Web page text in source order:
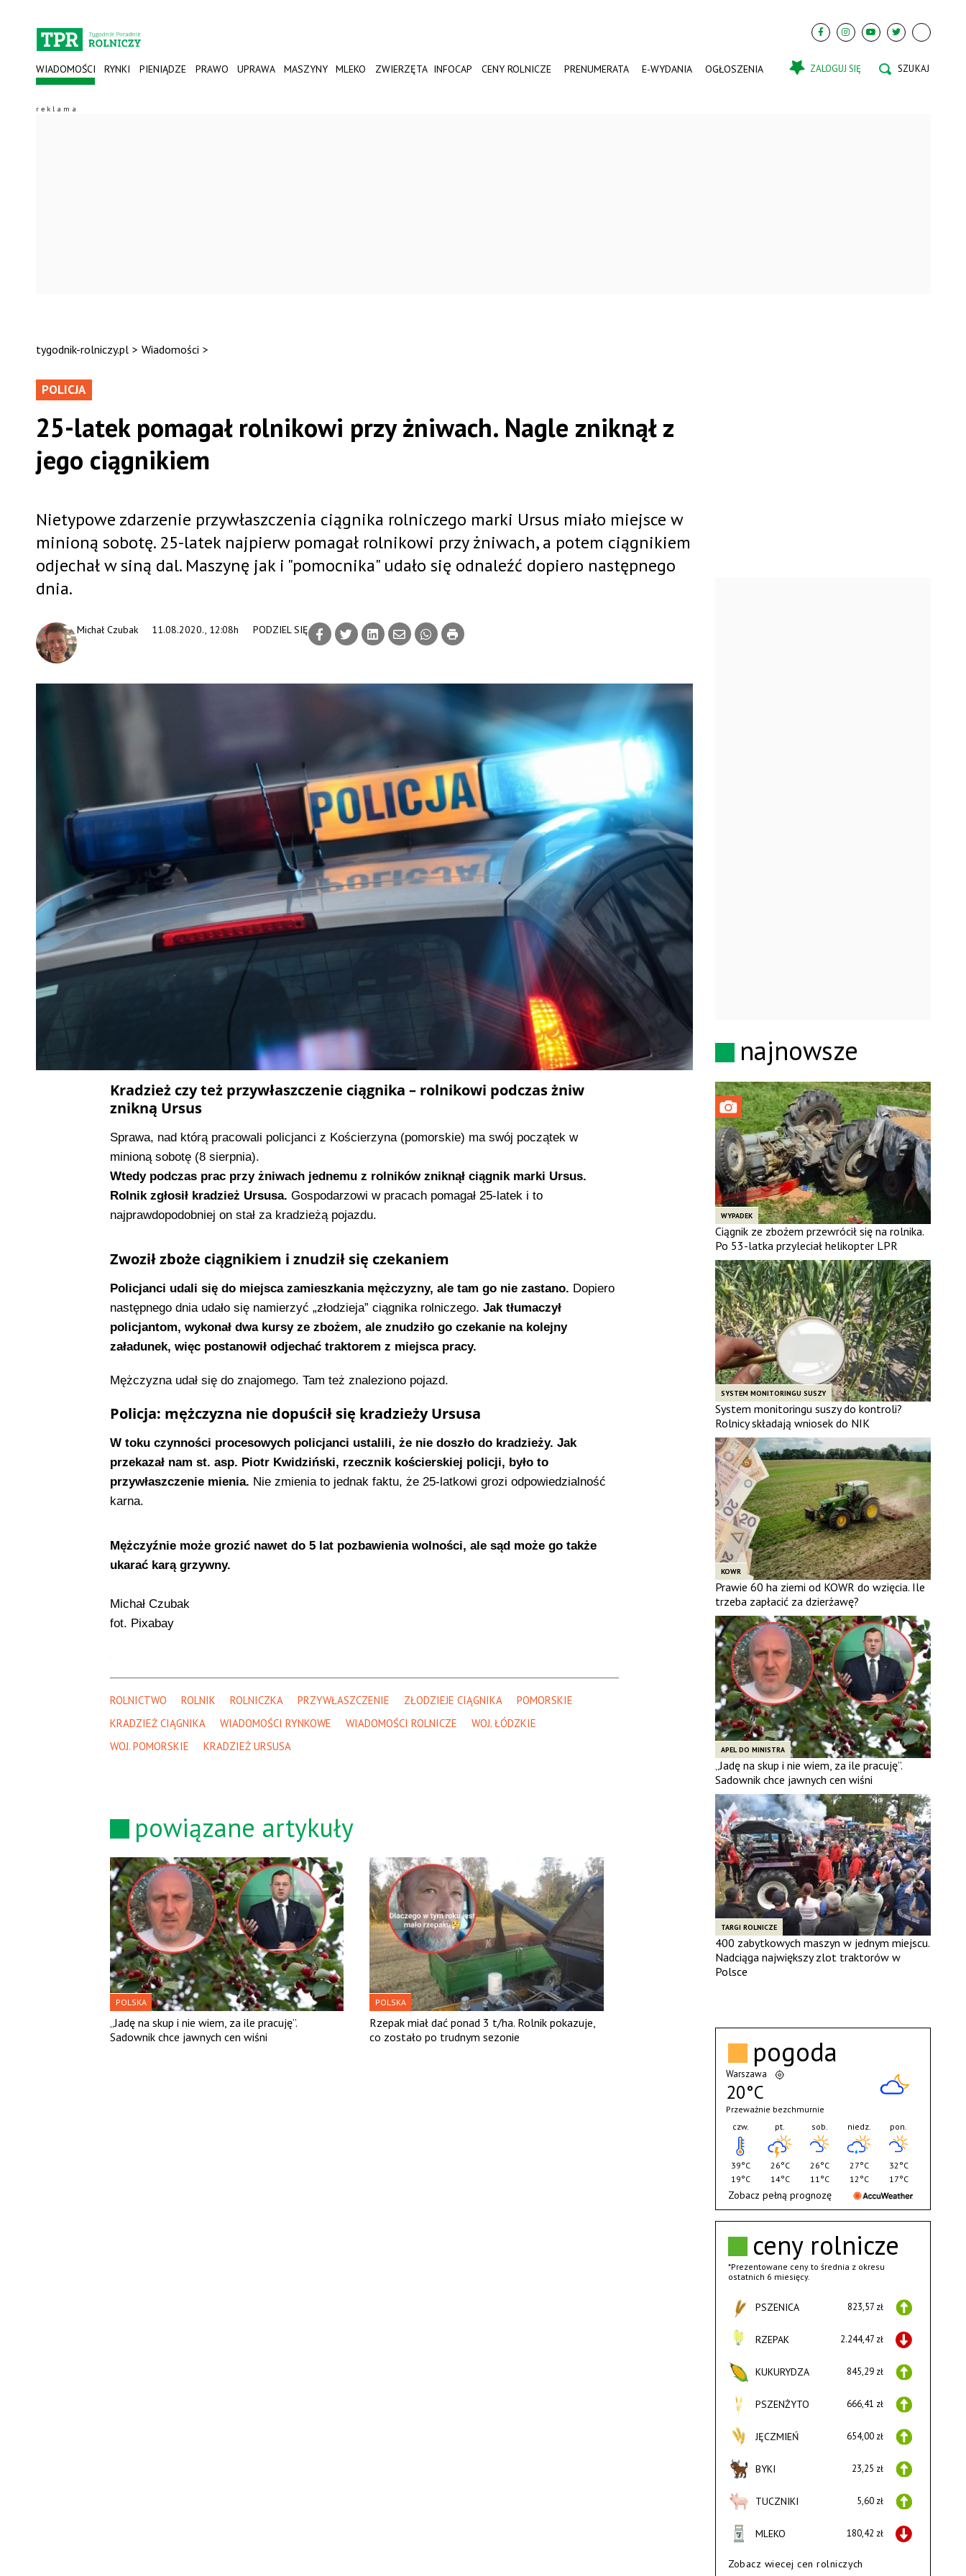
WIADOMOŚCI RYNKI PIENIĄDZE PRAWO UPRAWA MASZYNY MLEKO ZWIERZĘTA INFOCAP CENY ROLNICZE PRENUMERATA E-WYDANIA OGŁOSZENIA ZALOGUJ SIĘ
tygodnik-rolniczy.pl > Wiadomości >
POLICJA
25-latek pomagał rolnikowi przy żniwach. Nagle zniknął z
jego ciągnikiem
11.08.2020., 12:08h
Michał Czubak PODZIEL SIĘ
Nietypowe zdarzenie przywłaszczenia ciągnika rolniczego marki Ursus miało miejsce w
minioną sobotę. 25-latek najpierw pomagał rolnikowi przy żniwach, a potem ciągnikiem
odjechał w siną dal. Maszynę jak i "pomocnika" udało się odnaleźć dopiero następnego
dnia.
Kradzież czy też przywłaszczenie ciągnika – rolnikowi podczas żniw
znikną Ursus
Sprawa, nad którą pracowali policjanci z Kościerzyna (pomorskie) ma swój początek w
minioną sobotę (8 sierpnia).
Wtedy podczas prac przy żniwach jednemu z rolników zniknął ciągnik marki Ursus.
Rolnik zgłosił kradzież Ursusa. Gospodarzowi w pracach pomagał 25-latek i to
najprawdopodobniej on stał za kradzieżą pojazdu.
Zwoził zboże ciągnikiem i znudził się czekaniem
Policjanci udali się do miejsca zamieszkania mężczyzny, ale tam go nie zastano. Dopiero
następnego dnia udało się namierzyć „złodzieja” ciągnika rolniczego. Jak tłumaczył
policjantom, wykonał dwa kursy ze zbożem, ale znudziło go czekanie na kolejny
załadunek, więc postanowił odjechać traktorem z miejsca pracy.
Mężczyzna udał się do znajomego. Tam też znaleziono pojazd.
Policja: mężczyzna nie dopuścił się kradzieży Ursusa
W toku czynności procesowych policjanci ustalili, że nie doszło do kradzieży. Jak
przekazał nam st. asp. Piotr Kwidziński, rzecznik kościerskiej policji, było to
przywłaszczenie mienia. Nie zmienia to jednak faktu, że 25-latkowi grozi odpowiedzialność
karna.
Mężczyźnie może grozić nawet do 5 lat pozbawienia wolności, ale sąd może go także
ukarać karą grzywny.
Michał Czubak
fot. Pixabay
ROLNICTWO ROLNIK ROLNICZKA PRZYWŁASZCZENIE ZŁODZIEJE CIĄGNIKA
POMORSKIE
KRADZIEŻ CIĄGNIKA
WIADOMOŚCI RYNKOWE WIADOMOŚCI ROLNICZE
WOJ. ŁÓDZKIE
WOJ. POMORSKIE
KRADZIEŻ URSUSA
powiązane artykuły
POLSKA
„Jadę na skup i nie wiem, za ile pracuję”.
Sadownik chce jawnych cen wiśni
POLSKA
Rzepak miał dać ponad 3 t/ha. Rolnik pokazuje,
co zostało po trudnym sezonie
najnowsze
WYPADEK
Ciągnik ze zbożem przewrócił się na rolnika.
Po 53-latka przyleciał helikopter LPR
SYSTEM MONITORINGU SUSZY
System monitoringu suszy do kontroli?
Rolnicy składają wniosek do NIK
KOWR
Prawie 60 ha ziemi od KOWR do wzięcia. Ile
trzeba zapłacić za dzierżawę?
APEL DO MINISTRA
„Jadę na skup i nie wiem, za ile pracuję”.
Sadownik chce jawnych cen wiśni
TARGI ROLNICZE
400 zabytkowych maszyn w jednym miejscu.
Nadciąga największy zlot traktorów w
Polsce
ceny rolnicze
*Prezentowane ceny to średnia z okresu
ostatnich 6 miesięcy.
PSZENICA 823,57 zł
RZEPAK 2.244,47 zł
KUKURYDZA 845,29 zł
PSZENŻYTO 666,41 zł
JĘCZMIEŃ 654,00 zł
BYKI 23,25 zł
TUCZNIKI 5,60 zł
MLEKO 180,42 zł
Zobacz wiecej cen rolniczych
pogoda
Warszawa
20°C
Przeważnie bezchmurnie
czw.
39°C
19°C
pt.
26°C
14°C
sob.
26°C
11°C
niedz.
27°C
12°C
pon.
32°C
17°C
Zobacz pełną prognozę